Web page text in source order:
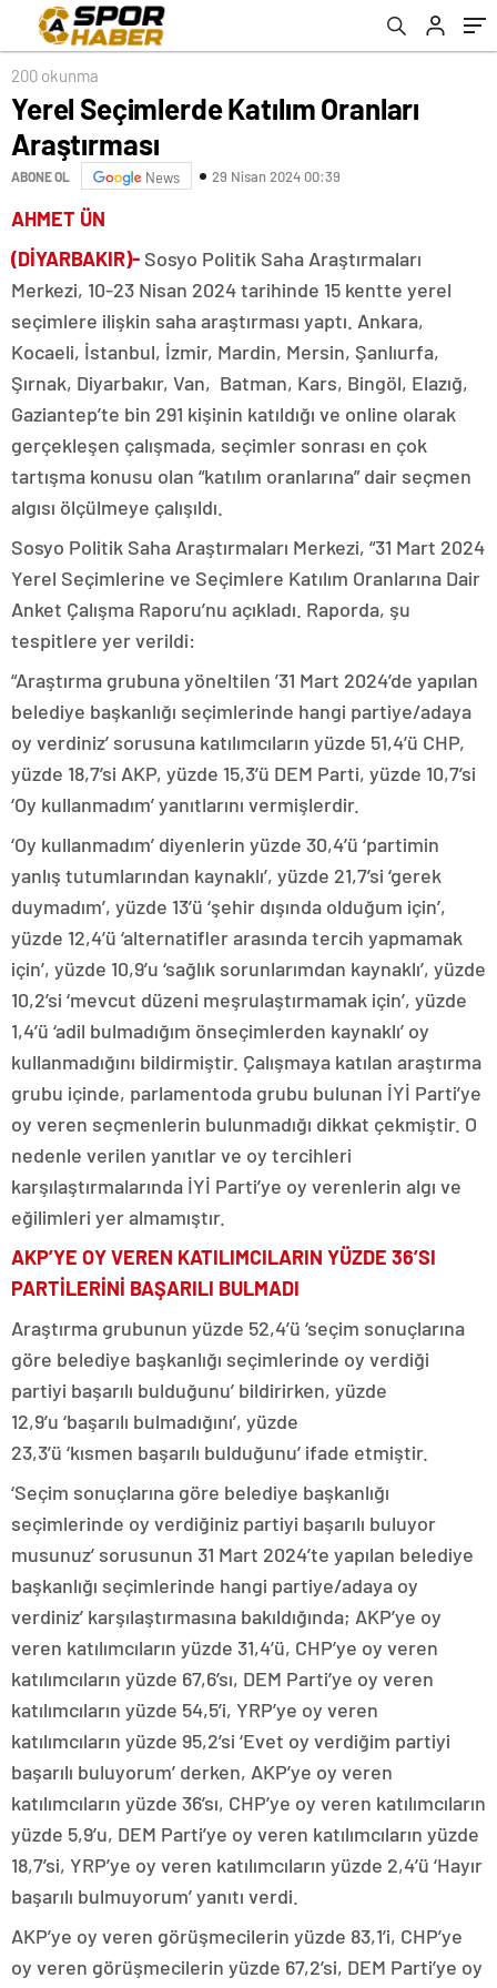
200 okunma
Yerel Seçimlerde Katılım Oranları
Araştırması
ABONE OL News 29 Nisan 2024 00:39
AHMET ÜN
(DİYARBAKIR)- Sosyo Politik Saha Araştırmaları
Merkezi, 10-23 Nisan 2024 tarihinde 15 kentte yerel
seçimlere ilişkin saha araştırması yaptı. Ankara,
Kocaeli, İstanbul, İzmir, Mardin, Mersin, Şanlıurfa,
Şırnak, Diyarbakır, Van, Batman, Kars, Bingöl, Elazığ,
Gaziantep’te bin 291 kişinin katıldığı ve online olarak
gerçekleşen çalışmada, seçimler sonrası en çok
tartışma konusu olan “katılım oranlarına” dair seçmen
algısı ölçülmeye çalışıldı.
Sosyo Politik Saha Araştırmaları Merkezi, “31 Mart 2024
Yerel Seçimlerine ve Seçimlere Katılım Oranlarına Dair
Anket Çalışma Raporu’nu açıkladı. Raporda, şu
tespitlere yer verildi:
“Araştırma grubuna yöneltilen ’31 Mart 2024’de yapılan
belediye başkanlığı seçimlerinde hangi partiye/adaya
oy verdiniz’ sorusuna katılımcıların yüzde 51,4’ü CHP,
yüzde 18,7’si AKP, yüzde 15,3’ü DEM Parti, yüzde 10,7’si
‘Oy kullanmadım’ yanıtlarını vermişlerdir.
‘Oy kullanmadım’ diyenlerin yüzde 30,4’ü ‘partimin
yanlış tutumlarından kaynaklı’, yüzde 21,7’si ‘gerek
duymadım’, yüzde 13’ü ‘şehir dışında olduğum için’,
yüzde 12,4’ü ‘alternatifler arasında tercih yapmamak
için’, yüzde 10,9’u ‘sağlık sorunlarımdan kaynaklı’, yüzde
10,2’si ‘mevcut düzeni meşrulaştırmamak için’, yüzde
1,4’ü ‘adil bulmadığım önseçimlerden kaynaklı’ oy
kullanmadığını bildirmiştir. Çalışmaya katılan araştırma
grubu içinde, parlamentoda grubu bulunan İYİ Parti’ye
oy veren seçmenlerin bulunmadığı dikkat çekmiştir. O
nedenle verilen yanıtlar ve oy tercihleri
karşılaştırmalarında İYİ Parti’ye oy verenlerin algı ve
eğilimleri yer almamıştır.
AKP’YE OY VEREN KATILIMCILARIN YÜZDE 36’SI
PARTİLERİNİ BAŞARILI BULMADI
Araştırma grubunun yüzde 52,4’ü ‘seçim sonuçlarına
göre belediye başkanlığı seçimlerinde oy verdiği
partiyi başarılı bulduğunu’ bildirirken, yüzde
12,9’u ‘başarılı bulmadığını’, yüzde
23,3’ü ‘kısmen başarılı bulduğunu’ ifade etmiştir.
‘Seçim sonuçlarına göre belediye başkanlığı
seçimlerinde oy verdiğiniz partiyi başarılı buluyor
musunuz’ sorusunun 31 Mart 2024’te yapılan belediye
başkanlığı seçimlerinde hangi partiye/adaya oy
verdiniz’ karşılaştırmasına bakıldığında; AKP’ye oy
veren katılımcıların yüzde 31,4’ü, CHP’ye oy veren
katılımcıların yüzde 67,6’sı, DEM Parti’ye oy veren
katılımcıların yüzde 54,5’i, YRP’ye oy veren
katılımcıların yüzde 95,2’si ‘Evet oy verdiğim partiyi
başarılı buluyorum’ derken, AKP’ye oy veren
katılımcıların yüzde 36’sı, CHP’ye oy veren katılımcıların
yüzde 5,9’u, DEM Parti’ye oy veren katılımcıların yüzde
18,7’si, YRP’ye oy veren katılımcıların yüzde 2,4’ü ‘Hayır
başarılı bulmuyorum’ yanıtı verdi.
AKP’ye oy veren görüşmecilerin yüzde 83,1’i, CHP’ye
oy veren görüşmecilerin yüzde 67,2’si, DEM Parti’ye oy